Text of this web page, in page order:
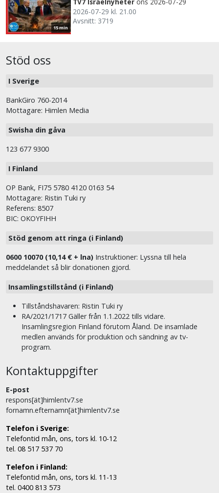
15 min
TV7 Israelnyheter ons 2026-07-29
2026-07-29 kl. 21.00
Avsnitt: 3719
Stöd oss
I Sverige
BankGiro 760-2014
Mottagare: Himlen Media
Swisha din gåva
123 677 9300
I Finland
OP Bank, FI75 5780 4120 0163 54
Mottagare: Ristin Tuki ry
Referens: 8507
BIC: OKOYFIHH
Stöd genom att ringa (i Finland)
0600 10070 (10,14 € + lna) Instruktioner: Lyssna till hela
meddelandet så blir donationen gjord.
Insamlingstillstånd (i Finland)
Tillståndshavaren: Ristin Tuki ry
RA/2021/1717 Gäller från 1.1.2022 tills vidare.
Insamlingsregion Finland förutom Åland. De insamlade
medlen används för produktion och sändning av tv-
program.
Kontaktuppgifter
E-post
respons[ät]himlentv7.se
fornamn.efternamn[ät]himlentv7.se
Telefon i Sverige:
Telefontid mån, ons, tors kl. 10-12
tel. 08 517 537 70
Telefon i Finland:
Telefontid mån, ons, tors kl. 11-13
tel. 0400 813 573